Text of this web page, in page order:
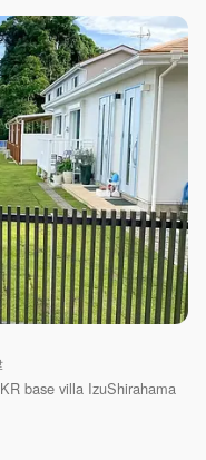
base villa IzuShirahama